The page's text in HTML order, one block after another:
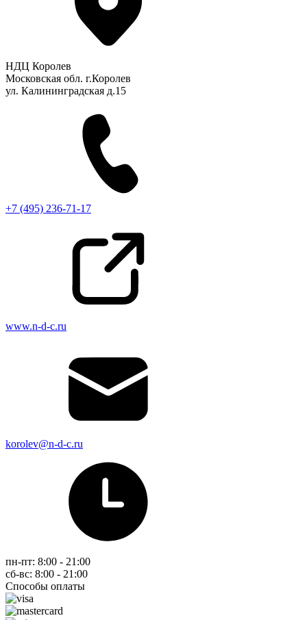
НДЦ Королев
Московская обл. г.Королев
ул. Калининградская д.15
+7 (495) 236-71-17
www.n-d-c.ru
korolev@n-d-c.ru
пн-пт: 8:00 - 21:00
сб-вс: 8:00 - 21:00
Способы оплаты